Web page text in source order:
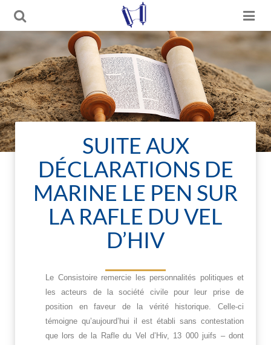
SUITE AUX
DÉCLARATIONS DE
MARINE LE PEN SUR
LA RAFLE DU VEL
D’HIV
Le Consistoire remercie les personnalités politiques et
les acteurs de la société civile pour leur prise de
position en faveur de la vérité historique. Celle-ci
témoigne qu’aujourd’hui il est établi sans contestation
que lors de la Rafle du Vel d’Hiv, 13 000 juifs – dont